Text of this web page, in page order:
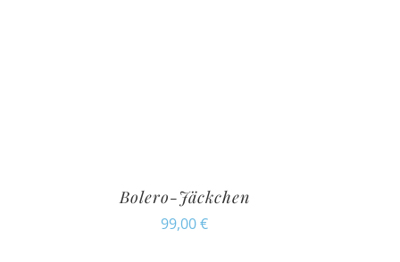
Bolero-Jäckchen
99,00€